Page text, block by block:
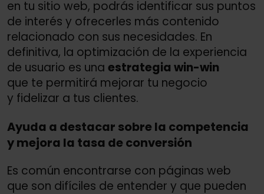
en tu sitio web, podrás identificar sus puntos
de interés y ofrecerles más contenido
relacionado con sus necesidades. En
definitiva, la optimización de la experiencia
de usuario es una estrategia win-win
que te permitirá mejorar tu negocio
y fidelizar a tus clientes.
Ayuda a destacar sobre la competencia
y mejora la tasa de conversión
Es común encontrarse con páginas web
que son difíciles de entender y que pueden